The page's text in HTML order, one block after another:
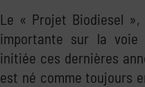
Le « Projet Biodiesel
importante sur la voie
initiée ces dernières
est né comme toujours